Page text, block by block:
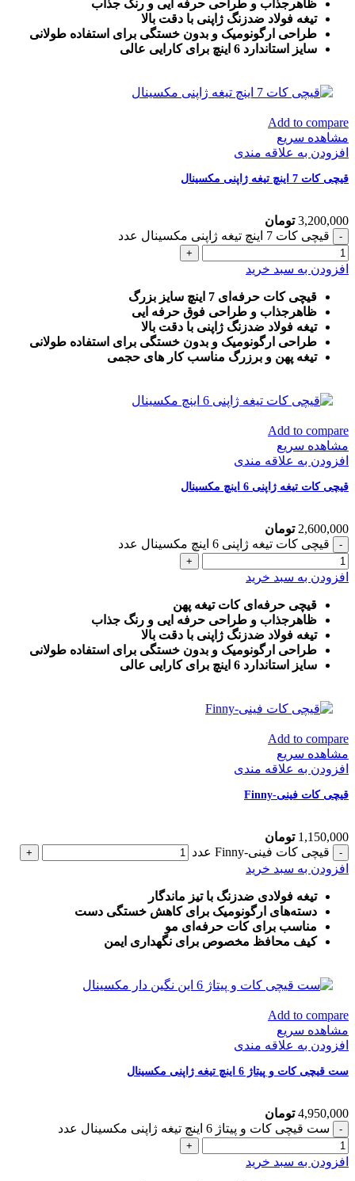
ظاهرجذاب و طراحی حرفه ایی و رنگ جذاب
تیغه فولاد ضدزنگ ژاپنی با دقت بالا
طراحی ارگونومیک و بدون خستگی برای استفاده طولانی
سایز استاندارد 6 اینچ برای کارایی عالی
Add to compare
مشاهده سریع
افزودن به علاقه مندی
قیچی کات 7 اینچ تیغه ژاپنی مکسینال
3,200,000 تومان
قیچی کات 7 اینچ تیغه ژاپنی مکسینال عدد
افزودن به سبد خرید
قیچی کات حرفه‌ای 7 اینچ سایز بزرگ
ظاهرجذاب و طراحی فوق حرفه ایی
تیغه فولاد ضدزنگ ژاپنی با دقت بالا
طراحی ارگونومیک و بدون خستگی برای استفاده طولانی
تیغه پهن و برزرگ مناسب کار های حجمی
Add to compare
مشاهده سریع
افزودن به علاقه مندی
قیچی کات تیغه ژاپنی 6 اینچ مکسینال
2,600,000 تومان
قیچی کات تیغه ژاپنی 6 اینچ مکسینال عدد
افزودن به سبد خرید
قیچی حرفه‌ای کات تیغه پهن
ظاهرجذاب و طراحی حرفه ایی و رنگ جذاب
تیغه فولاد ضدزنگ ژاپنی با دقت بالا
طراحی ارگونومیک و بدون خستگی برای استفاده طولانی
سایز استاندارد 6 اینچ برای کارایی عالی
Add to compare
مشاهده سریع
افزودن به علاقه مندی
قیچی کات فینی-Finny
1,150,000 تومان
قیچی کات فینی-Finny عدد
افزودن به سبد خرید
تیغه فولادی ضدزنگ با تیز ماندگار
دسته‌های ارگونومیک برای کاهش خستگی دست
مناسب برای کات حرفه‌ای مو
کیف محافظ مخصوص برای نگهداری ایمن
Add to compare
مشاهده سریع
افزودن به علاقه مندی
ست قیچی کات و پیتاژ 6 اینچ تیغه ژاپنی مکسینال
4,950,000 تومان
ست قیچی کات و پیتاژ 6 اینچ تیغه ژاپنی مکسینال عدد
افزودن به سبد خرید